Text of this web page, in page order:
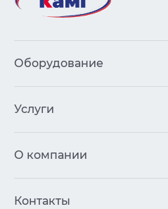
Оборудование
Услуги
О компании
Контакты